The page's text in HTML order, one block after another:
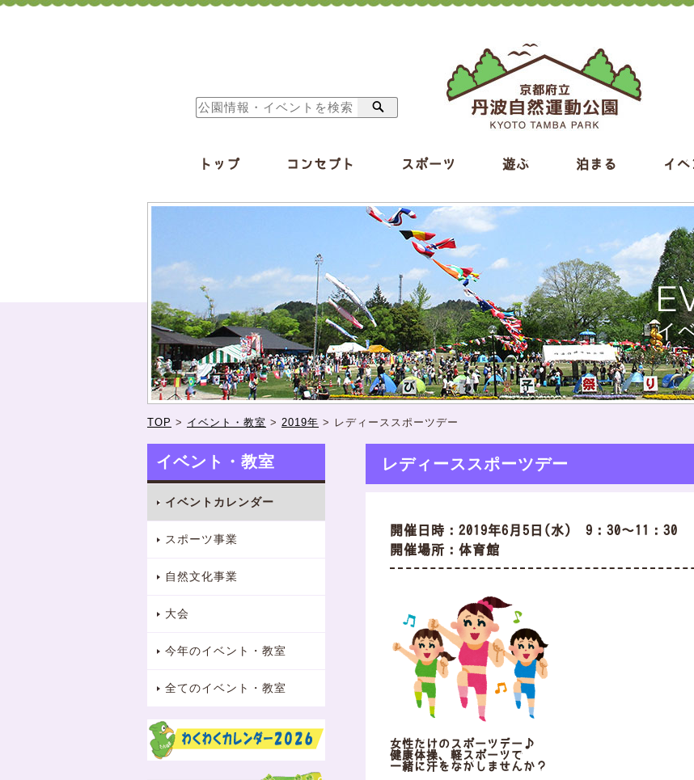
トップ コンセプト スポーツ 遊ぶ 泊まる イ
イ
TOP > イベント・教室 > 2019年 > レディーススポーツデー
イベント・教室
イベントカレンダー
スポーツ事業
自然文化事業
大会
今年のイベント・教室
全てのイベント・教室
レディーススポーツデー
開催日時：2019年6月5日(水) 9：30～11：30
開催場所：体育館
女性だけのスポーツデー♪
健康体操、軽スポーツで
一緒に汗をながしませんか？